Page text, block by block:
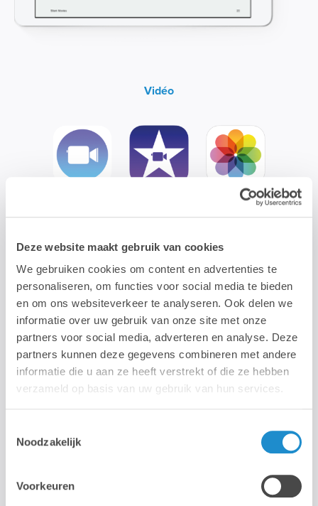
Deze website maakt gebruik van cookies
We gebruiken cookies om content en advertenties te
personaliseren, om functies voor social media te bieden
en om ons websiteverkeer te analyseren. Ook delen we
informatie over uw gebruik van onze site met onze
partners voor social media, adverteren en analyse. Deze
partners kunnen deze gegevens combineren met andere
informatie die u aan ze heeft verstrekt of die ze hebben
verzameld op basis van uw gebruik van hun services.
Noodzakelijk
Voorkeuren
Vidéo
Foto's